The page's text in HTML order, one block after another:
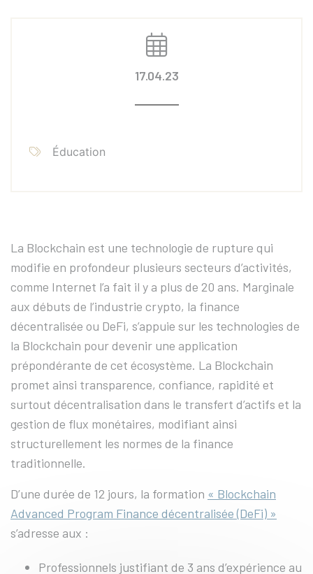
17.04.23
Éducation
La Blockchain est une technologie de rupture qui
modifie en profondeur plusieurs secteurs d’activités,
comme Internet l’a fait il y a plus de 20 ans. Marginale
aux débuts de l’industrie crypto, la finance
décentralisée ou DeFi, s’appuie sur les technologies de
la Blockchain pour devenir une application
prépondérante de cet écosystème. La Blockchain
promet ainsi transparence, confiance, rapidité et
surtout décentralisation dans le transfert d’actifs et la
gestion de flux monétaires, modifiant ainsi
structurellement les normes de la finance
traditionnelle.
D’une durée de 12 jours, la formation « Blockchain
Advanced Program Finance décentralisée (DeFi) »
s’adresse aux :
Professionnels justifiant de 3 ans d’expérience au